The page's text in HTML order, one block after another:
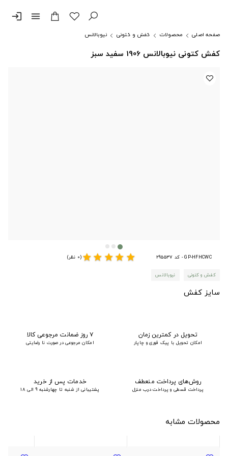
menu
login
صفحه اصلی محصولات کفش و کتونی نیوبالانس
کفش کتونی نیوبالانس 1906 سفید سبز
GP-HFHCWC - کد 295537 star
star
star
star
star(0 نظر)
کفش و کتونی نیوبالانس
سایز کفش
تحویل در کمترین زمان
امکان تحویل با پیک فوری و چاپار
۷ روز ضمانت مرجوعی کالا
امکان مرجوعی در صورت نا رضایتی
روش‌های پرداخت منعطف
پرداخت قسطی و پرداخت درب منزل
خدمات پس از خرید
پشتیبانی از شنبه تا چهارشنبه 9 الی 18
محصولات مشابه